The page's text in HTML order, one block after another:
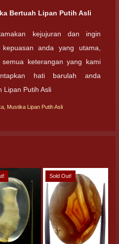
Bertuah Lipan Putih Asli
kejujuran dan ingin
anda yang utama,
keterangan yang kami
hati barulah anda
Lipan Putih Asli
Mustika Lipan Putih Asli
Sold Out!